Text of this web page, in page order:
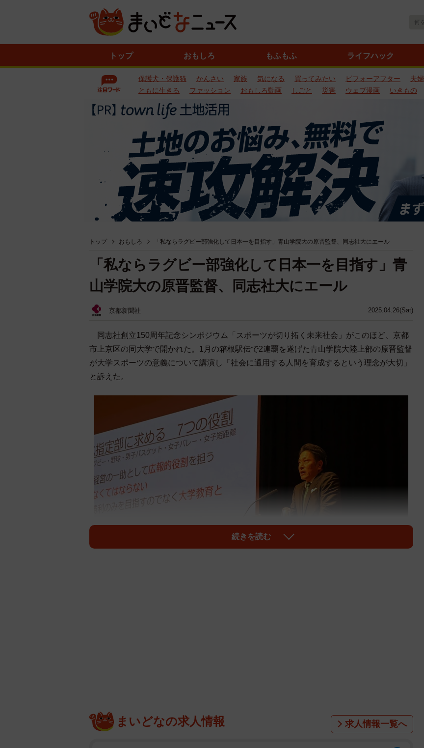
トップ おもしろ もふもふ ライフハック
保護犬・保護猫 かんさい 家族 気になる 買ってみたい ビフォーアフター 夫婦
ともに生きる
ファッション おもしろ動画 しごと 災害 ウェブ漫画 いきもの
トップ おもしろ 「私ならラグビー部強化して日本一を目指す」青山学院大の原晋監督、同志社大にエール
2025.04.26(Sat)
「私ならラグビー部強化して日本一を目指す」青
山学院大の原晋監督、同志社大にエール
京都新聞社
同志社創立150周年記念シンポジウム「スポーツが切り拓く未来社会」がこのほど、京都
市上京区の同大学で開かれた。1月の箱根駅伝で2連覇を遂げた青山学院大陸上部の原晋監督
が大学スポーツの意義について講演し「社会に通用する人間を育成するという理念が大切」
と訴えた。
手たちはアルバイトをする時間もない。大学の補助金に頼らず、部としてお金を得る仕組み
をつくるのは当然だ」と述べた。
続きを読む
まいどなの求人情報 求人情報一覧へ